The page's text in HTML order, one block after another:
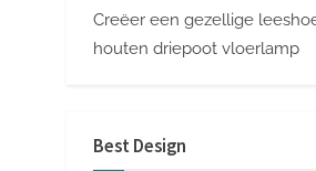
Creëer een gezellige
houten driepoot vloerlamp
Best Design